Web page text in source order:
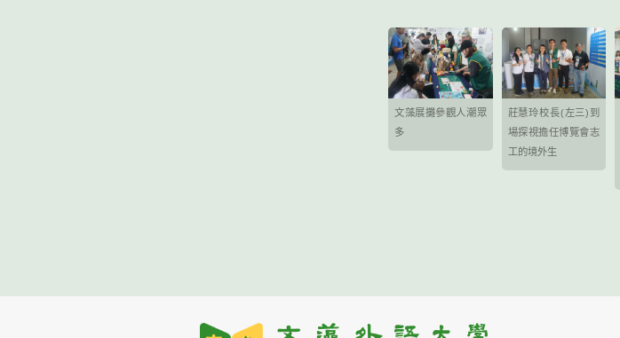
文藻展攤參觀人潮眾
多
莊慧玲校長(左三)到
場探視擔任博覽會志
工的境外生